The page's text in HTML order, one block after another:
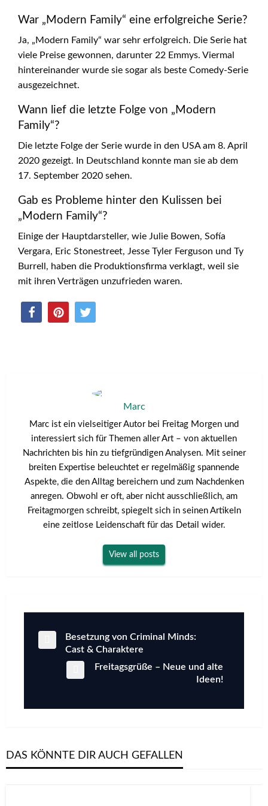
War „Modern Family“ eine erfolgreiche Serie?
Ja, „Modern Family“ war sehr erfolgreich. Die Serie hat
viele Preise gewonnen, darunter 22 Emmys. Viermal
hintereinander wurde sie sogar als beste Comedy-Serie
ausgezeichnet.
Wann lief die letzte Folge von „Modern
Family“?
Die letzte Folge der Serie wurde in den USA am 8. April
2020 gezeigt. In Deutschland konnte man sie ab dem
17. September 2020 sehen.
Gab es Probleme hinter den Kulissen bei
„Modern Family“?
Einige der Hauptdarsteller, wie Julie Bowen, Sofía
Vergara, Eric Stonestreet, Jesse Tyler Ferguson und Ty
Burrell, haben die Produktionsfirma verklagt, weil sie
mit ihren Verträgen unzufrieden waren.
Marc
Marc ist ein vielseitiger Autor bei Freitag Morgen und
interessiert sich für Themen aller Art – von aktuellen
Nachrichten bis hin zu tiefgründigen Analysen. Mit seiner
breiten Expertise beleuchtet er regelmäßig spannende
Aspekte, die den Alltag bereichern und zum Nachdenken
anregen. Obwohl er oft, aber nicht ausschließlich, am
Freitagmorgen schreibt, spiegelt sich in seinen Artikeln
eine zeitlose Leidenschaft für das Detail wider.
View all posts
Beitragsnavigation
Previous
Post
Besetzung von Criminal Minds:
Cast & Charaktere
Freitagsgrüße – Neue und alte
Ideen!
DAS KÖNNTE DIR AUCH GEFALLEN